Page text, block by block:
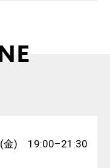
金) 19:00–21:30